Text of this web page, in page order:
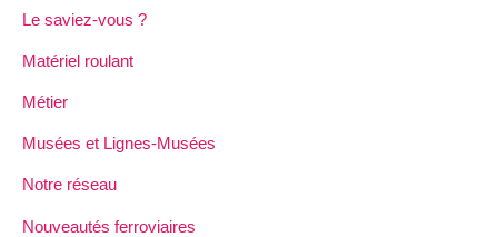
Le saviez-vous ?
Matériel roulant
Métier
Musées et Lignes-Musées
Notre réseau
Nouveautés ferroviaires